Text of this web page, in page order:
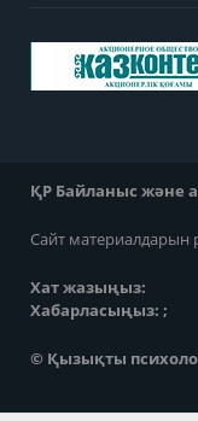
ҚР Байланыс және
Сайт материалдарын
Хат жазыңыз:
Хабарласыңыз: ;
© Қызықты